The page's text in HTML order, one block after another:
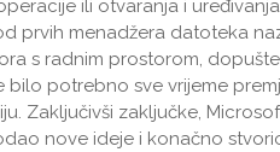
ili otvaranja i
prvih menadžera datoteka
s radnim prostorom,
bilo potrebno sve vrijeme
Zaključivši zaključke,
nove ideje i konačno